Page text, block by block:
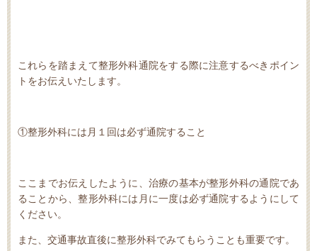
これらを踏まえて整形外科通院をする際に注意するべきポイン
トをお伝えいたします。
①整形外科には月１回は必ず通院すること
ここまでお伝えしたように、治療の基本が整形外科の通院であ
ることから、整形外科には月に一度は必ず通院するようにして
ください。
また、交通事故直後に整形外科でみてもらうことも重要です。